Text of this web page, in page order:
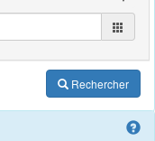
Rechercher